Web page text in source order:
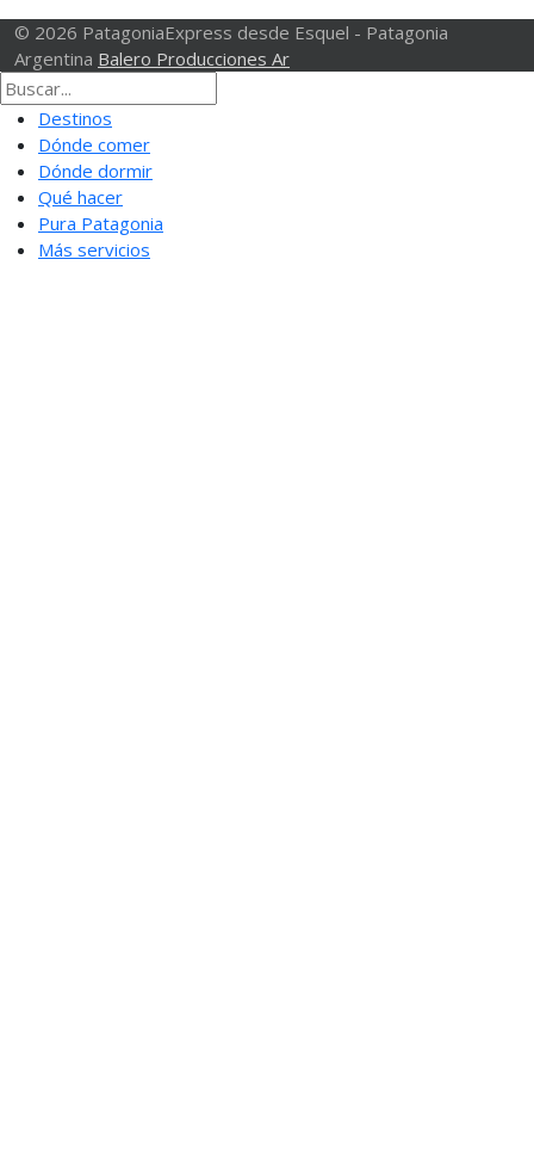
© 2026 PatagoniaExpress desde Esquel - Patagonia
Argentina Balero Producciones Ar
Destinos
Dónde comer
Dónde dormir
Qué hacer
Pura Patagonia
Más servicios